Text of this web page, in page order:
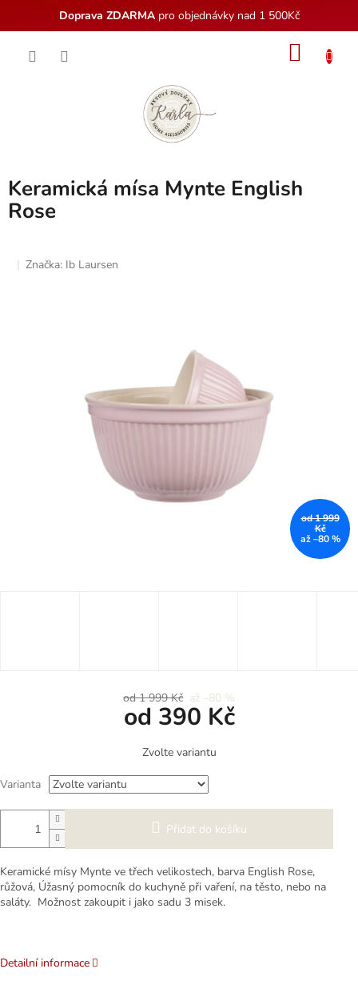
Doprava ZDARMApro objednávky nad 1 500Kč
Keramická mísa Mynte English
Rose
Značka: Ib Laursen
od 1 999
Kč
až –80 %
od 1 999 Kč až –80 %
od 390 Kč
Měrná
cena:
Zvolte variantu
Varianta
Přidat do košíku
Keramické mísy Mynte ve třech velikostech, barva English Rose,
růžová, Úžasný pomocník do kuchyně při vaření, na těsto, nebo na
saláty. Možnost zakoupit i jako sadu 3 misek.
Detailní informace